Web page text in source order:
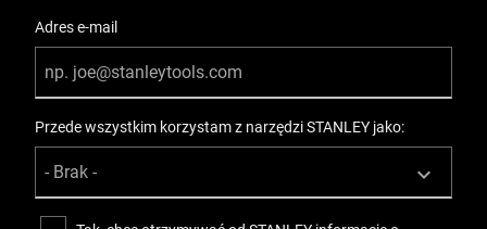
Adres e-mail
Przede wszystkim korzystam z narzędzi STANLEY jako: